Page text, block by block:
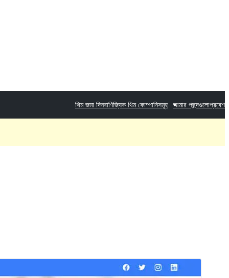
থিম জমা দিনবাণিজ্যিক থিম কোম্পানিসমূহ আমার পছন্দগুলোপ্রবেশ